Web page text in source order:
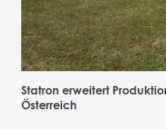
Statron erweitert
Österreich